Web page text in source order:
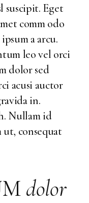
suscipit. Eget
comm odo
a arcu.
leo vel orci
dolor sed
acusi auctor
in.
Nullam id
consequat
dolor